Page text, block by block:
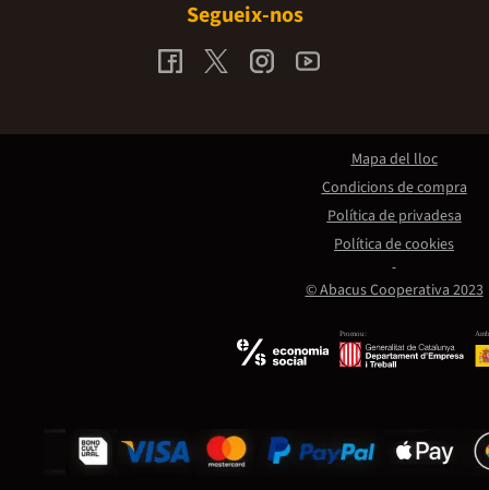
Segueix-nos
Promou:
© Abacus Cooperativa 2023
Mapa del lloc
Condicions de compra
Política de privadesa
Política de cookies